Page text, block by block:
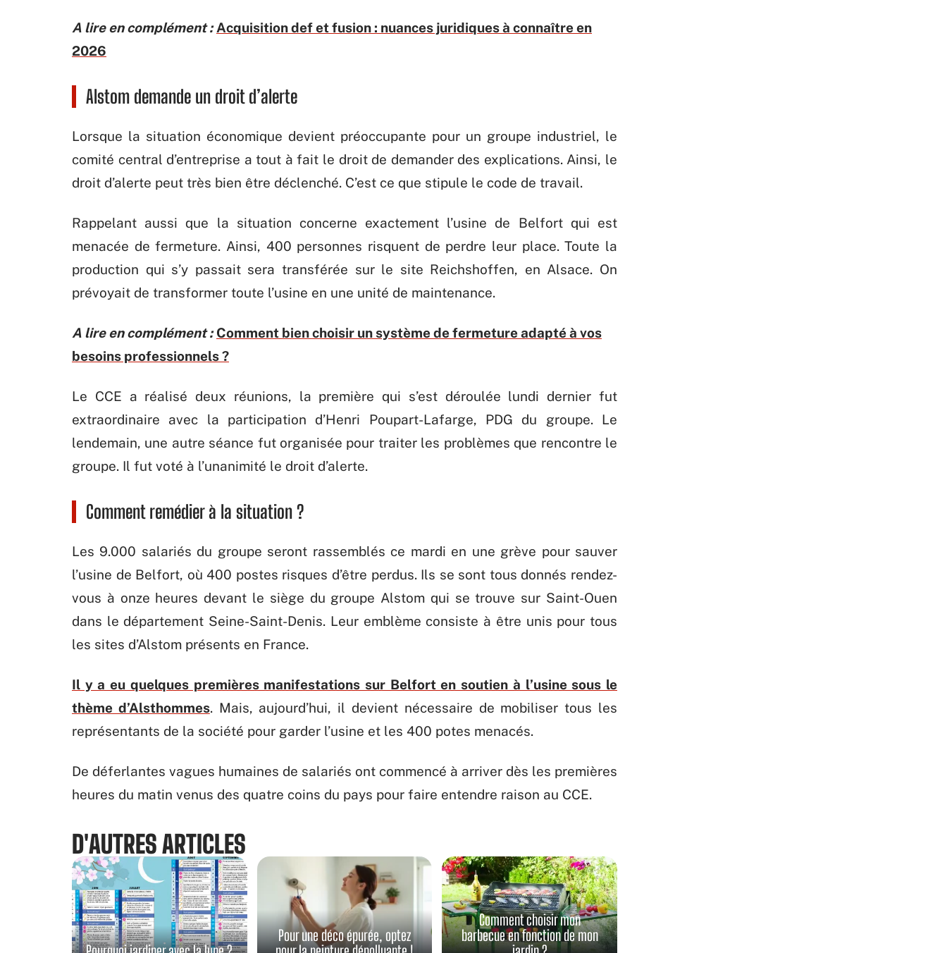
A lire en complément : Acquisition def et fusion : nuances juridiques à connaître en
2026
Alstom demande un droit d’alerte
Lorsque la situation économique devient préoccupante pour un groupe industriel, le
comité central d’entreprise a tout à fait le droit de demander des explications. Ainsi, le
droit d’alerte peut très bien être déclenché. C’est ce que stipule le code de travail.
Rappelant aussi que la situation concerne exactement l’usine de Belfort qui est
menacée de fermeture. Ainsi, 400 personnes risquent de perdre leur place. Toute la
production qui s’y passait sera transférée sur le site Reichshoffen, en Alsace. On
prévoyait de transformer toute l’usine en une unité de maintenance.
A lire en complément : Comment bien choisir un système de fermeture adapté à vos
besoins professionnels ?
Le CCE a réalisé deux réunions, la première qui s’est déroulée lundi dernier fut
extraordinaire avec la participation d’Henri Poupart-Lafarge, PDG du groupe. Le
lendemain, une autre séance fut organisée pour traiter les problèmes que rencontre le
groupe. Il fut voté à l’unanimité le droit d’alerte.
Comment remédier à la situation ?
Les 9.000 salariés du groupe seront rassemblés ce mardi en une grève pour sauver
l’usine de Belfort, où 400 postes risques d’être perdus. Ils se sont tous donnés rendez-
vous à onze heures devant le siège du groupe Alstom qui se trouve sur Saint-Ouen
dans le département Seine-Saint-Denis. Leur emblème consiste à être unis pour tous
les sites d’Alstom présents en France.
Il y a eu quelques premières manifestations sur Belfort en soutien à l’usine sous le
thème d’Alsthommes. Mais, aujourd’hui, il devient nécessaire de mobiliser tous les
représentants de la société pour garder l’usine et les 400 potes menacés.
De déferlantes vagues humaines de salariés ont commencé à arriver dès les premières
heures du matin venus des quatre coins du pays pour faire entendre raison au CCE.
D'AUTRES ARTICLES
Pour une déco épurée, optez
Comment choisir mon
barbecue en fonction de mon